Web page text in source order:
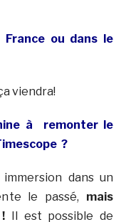
France ou dans le
viendra!
à remonter le
?
dans un
le passé, mais
Il est possible de